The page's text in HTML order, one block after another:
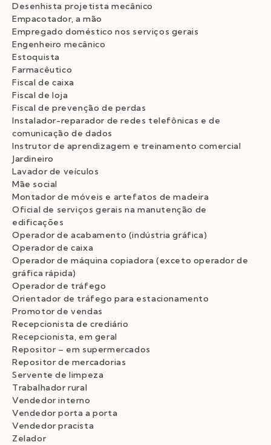
Desenhista projetista mecânico
Empacotador, a mão
Empregado doméstico nos serviços gerais
Engenheiro mecânico
Estoquista
Farmacêutico
Fiscal de caixa
Fiscal de loja
Fiscal de prevenção de perdas
Instalador-reparador de redes telefônicas e de
comunicação de dados
Instrutor de aprendizagem e treinamento comercial
Jardineiro
Lavador de veículos
Mãe social
Montador de móveis e artefatos de madeira
Oficial de serviços gerais na manutenção de
edificações
Operador de acabamento (indústria gráfica)
Operador de caixa
Operador de máquina copiadora (exceto operador de
gráfica rápida)
Operador de tráfego
Orientador de tráfego para estacionamento
Promotor de vendas
Recepcionista de crediário
Recepcionista, em geral
Repositor – em supermercados
Repositor de mercadorias
Servente de limpeza
Trabalhador rural
Vendedor interno
Vendedor porta a porta
Vendedor pracista
Zelador